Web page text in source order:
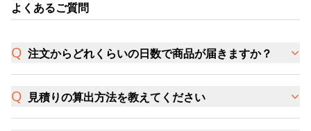
よくあるご質問
注文からどれくらいの日数で商品が届きますか？
見積りの算出方法を教えてください